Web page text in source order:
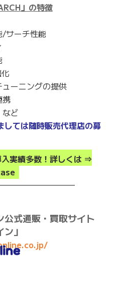
」の特徴
/サーチ性能
ューニングの提供
携
ど
ては随時販売代理店の募
入実績多数！詳しくは ⇒
公式通販・買取サイト
」